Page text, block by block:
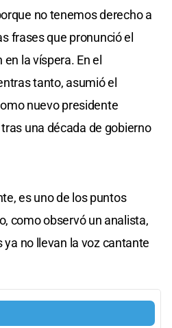
no tenemos derecho a
frases que pronunció el
la víspera. En el
tanto, asumió el
nuevo presidente
una década de gobierno
es uno de los puntos
como observó un analista,
no llevan la voz cantante